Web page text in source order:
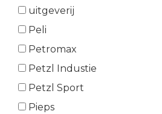
uitgeverij
Peli
Petromax
Petzl Industie
Petzl Sport
Pieps